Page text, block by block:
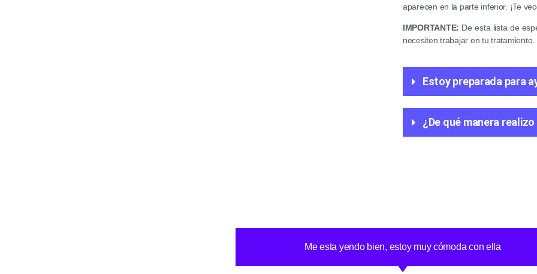
aparecen en la parte inferior. ¡Te
IMPORTANTE: De esta lista de
necesiten trabajar en tu tratamiento.
Estoy preparada para
¿De qué manera
Me esta yendo bien, estoy muy cómoda con ella